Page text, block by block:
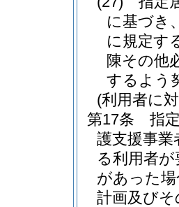
に基づき
に規定す
陳その他
するよう
(利用者に
第17条
指
護支援事
る利用者
があった
計画及び